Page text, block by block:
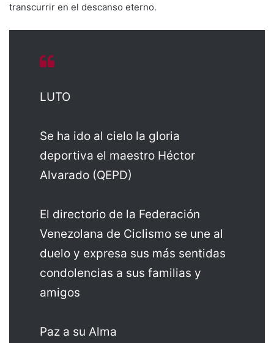
transcurrir en el descanso eterno.
LUTO
Se ha ido al cielo la gloria
deportiva el maestro Héctor
Alvarado (QEPD)
El directorio de la Federación
Venezolana de Ciclismo se une al
duelo y expresa sus más sentidas
condolencias a sus familias y
amigos
Paz a su Alma